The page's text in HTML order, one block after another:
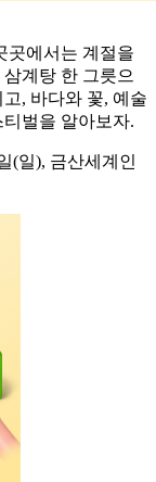
곳에서는 계절을
계탕 한 그릇으
, 바다와 꽃, 예술
벌을 알아보자.
(일), 금산세계인